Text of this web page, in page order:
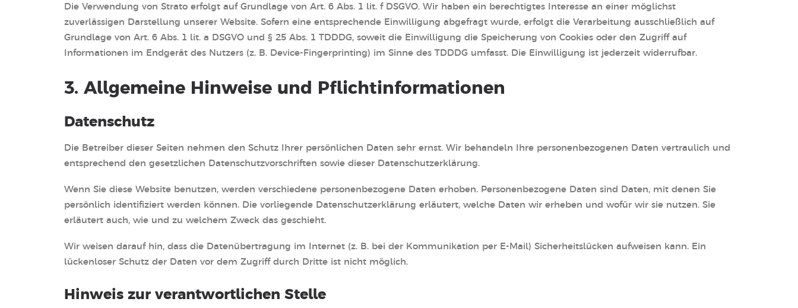
Die Verwendung von Strato erfolgt auf Grundlage von Art. 6 Abs. 1 lit. f DSGVO. Wir haben ein berechtigtes Interesse an einer möglichst
zuverlässigen Darstellung unserer Website. Sofern eine entsprechende Einwilligung abgefragt wurde, erfolgt die Verarbeitung ausschließlich auf
Grundlage von Art. 6 Abs. 1 lit. a DSGVO und § 25 Abs. 1 TDDDG, soweit die Einwilligung die Speicherung von Cookies oder den Zugriff auf
Informationen im Endgerät des Nutzers (z. B. Device-Fingerprinting) im Sinne des TDDDG umfasst. Die Einwilligung ist jederzeit widerrufbar.
3. Allgemeine Hinweise und Pflicht­informationen
Datenschutz
Die Betreiber dieser Seiten nehmen den Schutz Ihrer persönlichen Daten sehr ernst. Wir behandeln Ihre personenbezogenen Daten vertraulich und
entsprechend den gesetzlichen Datenschutzvorschriften sowie dieser Datenschutzerklärung.
Wenn Sie diese Website benutzen, werden verschiedene personenbezogene Daten erhoben. Personenbezogene Daten sind Daten, mit denen Sie
persönlich identifiziert werden können. Die vorliegende Datenschutzerklärung erläutert, welche Daten wir erheben und wofür wir sie nutzen. Sie
erläutert auch, wie und zu welchem Zweck das geschieht.
Wir weisen darauf hin, dass die Datenübertragung im Internet (z. B. bei der Kommunikation per E-Mail) Sicherheitslücken aufweisen kann. Ein
lückenloser Schutz der Daten vor dem Zugriff durch Dritte ist nicht möglich.
Hinweis zur verantwortlichen Stelle